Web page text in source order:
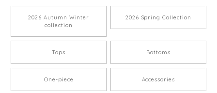
2026 Autumn Winter
collection
2026 Spring Collection
Tops Bottoms
One-piece Accessories